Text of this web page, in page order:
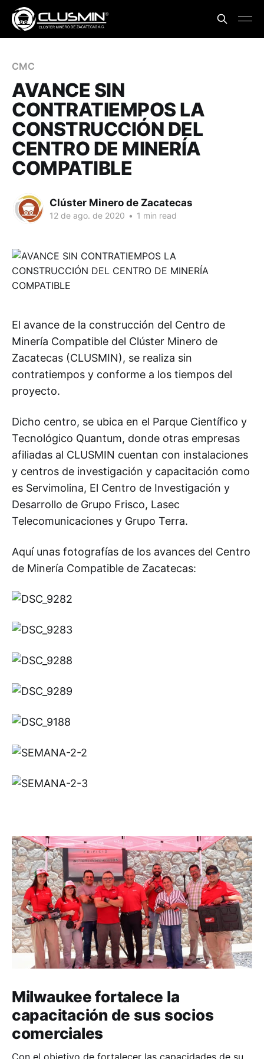
CMC
AVANCE SIN
CONTRATIEMPOS LA
CONSTRUCCIÓN DEL
CENTRO DE MINERÍA
COMPATIBLE
Clúster Minero de Zacatecas
12 de ago. de 2020 • 1 min read
El avance de la construcción del Centro de
Minería Compatible del Clúster Minero de
Zacatecas (CLUSMIN), se realiza sin
contratiempos y conforme a los tiempos del
proyecto.
Dicho centro, se ubica en el Parque Científico y
Tecnológico Quantum, donde otras empresas
afiliadas al CLUSMIN cuentan con instalaciones
y centros de investigación y capacitación como
es Servimolina, El Centro de Investigación y
Desarrollo de Grupo Frisco, Lasec
Telecomunicaciones y Grupo Terra.
Aquí unas fotografías de los avances del Centro
de Minería Compatible de Zacatecas:
Milwaukee fortalece la
capacitación de sus socios
comerciales